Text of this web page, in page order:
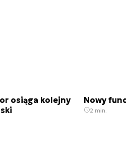
osiąga kolejny
Nowy
2 min.